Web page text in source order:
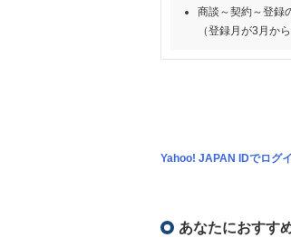
商談～契約～登録
（登録月が3月か
Yahoo! JAPAN IDでログ
あなたにおすす